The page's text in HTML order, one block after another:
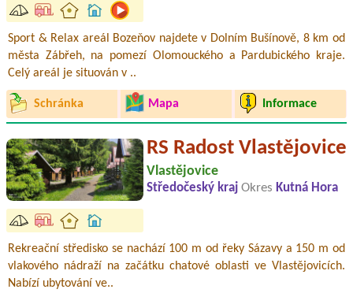
Sport & Relax areál Bozeňov najdete v Dolním Bušínově, 8 km od
města Zábřeh, na pomezí Olomouckého a Pardubického kraje.
Celý areál je situován v ..
Schránka Mapa Informace
RS Radost Vlastějovice
Vlastějovice
Středočeský kraj Okres Kutná Hora
Rekreační středisko se nachází 100 m od řeky Sázavy a 150 m od
vlakového nádraží na začátku chatové oblasti ve Vlastějovicích.
Nabízí ubytování ve..